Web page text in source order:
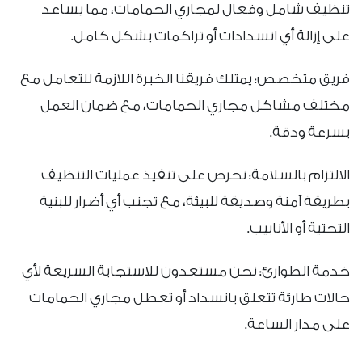
تنظيف شامل وفعال لمجاري الحمامات، مما يساعد
على إزالة أي انسدادات أو تراكمات بشكل كامل.
فريق متخصص: يمتلك فريقنا الخبرة اللازمة للتعامل مع
مختلف مشاكل مجاري الحمامات، مع ضمان العمل
بسرعة ودقة.
الالتزام بالسلامة: نحرص على تنفيذ عمليات التنظيف
بطريقة آمنة وصديقة للبيئة، مع تجنب أي أضرار للبنية
التحتية أو الأنابيب.
خدمة الطوارئ: نحن مستعدون للاستجابة السريعة لأي
حالات طارئة تتعلق بانسداد أو تعطل مجاري الحمامات
على مدار الساعة.